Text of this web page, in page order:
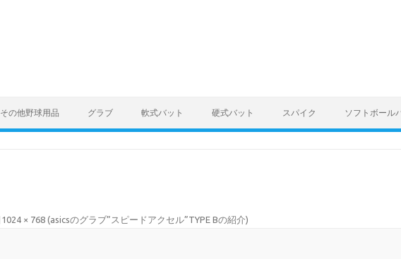
その他野球用品 グラブ 軟式バット 硬式バット スパイク ソフトボール
1024 × 768(asicsのグラブ”スピードアクセル”TYPE Bの紹介)